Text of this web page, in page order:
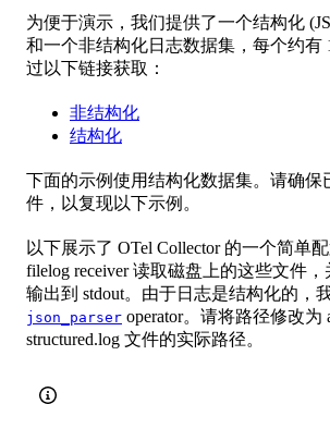
为便于演示，我们提供了一个结构化
和一个非结构化日志数据集，每个约有
过以下链接获取：
非结构化
结构化
下面的示例使用结构化数据集。请确保
件，以复现以下示例。
以下展示了 OTel Collector 的一个简单
filelog receiver 读取磁盘上的这些文件
输出到 stdout。由于日志是结构化的，
json_parser operator。请将路径修改为
structured.log 文件的实际路径。